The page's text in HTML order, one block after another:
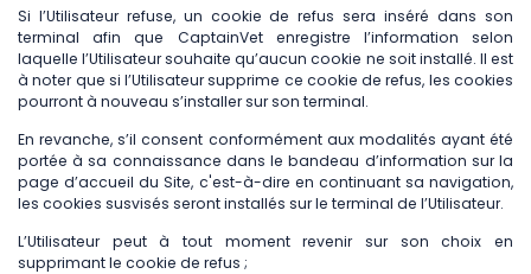
Si l’Utilisateur refuse, un cookie de refus sera inséré dans son
terminal afin que CaptainVet enregistre l’information selon
laquelle l’Utilisateur souhaite qu’aucun cookie ne soit installé. Il est
à noter que si l’Utilisateur supprime ce cookie de refus, les cookies
pourront à nouveau s’installer sur son terminal.
En revanche, s’il consent conformément aux modalités ayant été
portée à sa connaissance dans le bandeau d’information sur la
page d’accueil du Site, c'est-à-dire en continuant sa navigation,
les cookies susvisés seront installés sur le terminal de l’Utilisateur.
L’Utilisateur peut à tout moment revenir sur son choix en
supprimant le cookie de refus ;